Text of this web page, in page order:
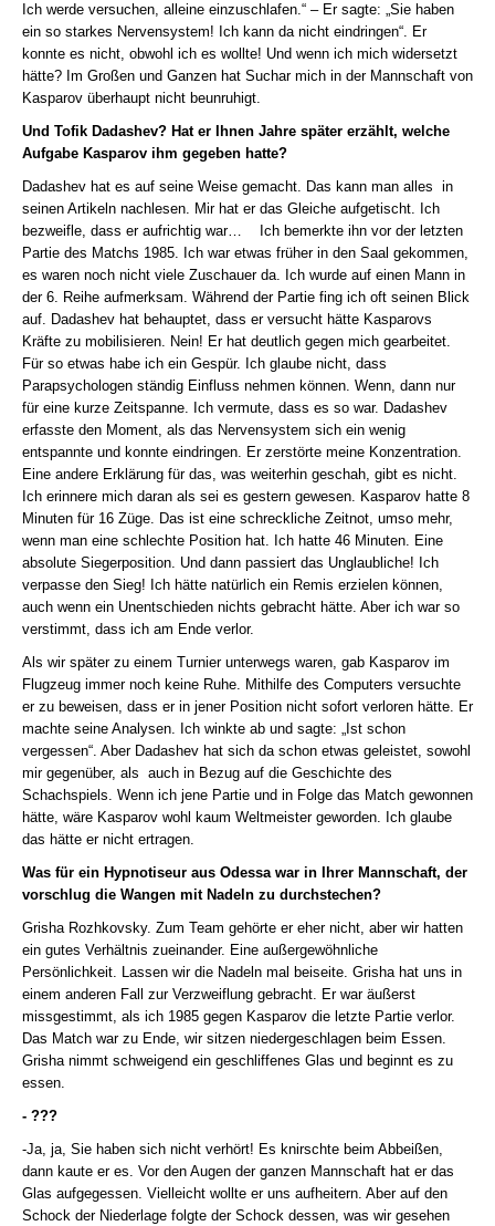
Ich werde versuchen, alleine einzuschlafen.“ – Er sagte: „Sie haben
ein so starkes Nervensystem! Ich kann da nicht eindringen“. Er
konnte es nicht, obwohl ich es wollte! Und wenn ich mich widersetzt
hätte? Im Großen und Ganzen hat Suchar mich in der Mannschaft von
Kasparov überhaupt nicht beunruhigt.
Und Tofik Dadashev? Hat er Ihnen Jahre später erzählt, welche
Aufgabe Kasparov ihm gegeben hatte?
Dadashev hat es auf seine Weise gemacht. Das kann man alles in
seinen Artikeln nachlesen. Mir hat er das Gleiche aufgetischt. Ich
bezweifle, dass er aufrichtig war… Ich bemerkte ihn vor der letzten
Partie des Matchs 1985. Ich war etwas früher in den Saal gekommen,
es waren noch nicht viele Zuschauer da. Ich wurde auf einen Mann in
der 6. Reihe aufmerksam. Während der Partie fing ich oft seinen Blick
auf. Dadashev hat behauptet, dass er versucht hätte Kasparovs
Kräfte zu mobilisieren. Nein! Er hat deutlich gegen mich gearbeitet.
Für so etwas habe ich ein Gespür. Ich glaube nicht, dass
Parapsychologen ständig Einfluss nehmen können. Wenn, dann nur
für eine kurze Zeitspanne. Ich vermute, dass es so war. Dadashev
erfasste den Moment, als das Nervensystem sich ein wenig
entspannte und konnte eindringen. Er zerstörte meine Konzentration.
Eine andere Erklärung für das, was weiterhin geschah, gibt es nicht.
Ich erinnere mich daran als sei es gestern gewesen. Kasparov hatte 8
Minuten für 16 Züge. Das ist eine schreckliche Zeitnot, umso mehr,
wenn man eine schlechte Position hat. Ich hatte 46 Minuten. Eine
absolute Siegerposition. Und dann passiert das Unglaubliche! Ich
verpasse den Sieg! Ich hätte natürlich ein Remis erzielen können,
auch wenn ein Unentschieden nichts gebracht hätte. Aber ich war so
verstimmt, dass ich am Ende verlor.
Als wir später zu einem Turnier unterwegs waren, gab Kasparov im
Flugzeug immer noch keine Ruhe. Mithilfe des Computers versuchte
er zu beweisen, dass er in jener Position nicht sofort verloren hätte. Er
machte seine Analysen. Ich winkte ab und sagte: „Ist schon
vergessen“. Aber Dadashev hat sich da schon etwas geleistet, sowohl
mir gegenüber, als auch in Bezug auf die Geschichte des
Schachspiels. Wenn ich jene Partie und in Folge das Match gewonnen
hätte, wäre Kasparov wohl kaum Weltmeister geworden. Ich glaube
das hätte er nicht ertragen.
Was für ein Hypnotiseur aus Odessa war in Ihrer Mannschaft, der
vorschlug die Wangen mit Nadeln zu durchstechen?
Grisha Rozhkovsky. Zum Team gehörte er eher nicht, aber wir hatten
ein gutes Verhältnis zueinander. Eine außergewöhnliche
Persönlichkeit. Lassen wir die Nadeln mal beiseite. Grisha hat uns in
einem anderen Fall zur Verzweiflung gebracht. Er war äußerst
missgestimmt, als ich 1985 gegen Kasparov die letzte Partie verlor.
Das Match war zu Ende, wir sitzen niedergeschlagen beim Essen.
Grisha nimmt schweigend ein geschliffenes Glas und beginnt es zu
essen.
- ???
-Ja, ja, Sie haben sich nicht verhört! Es knirschte beim Abbeißen,
dann kaute er es. Vor den Augen der ganzen Mannschaft hat er das
Glas aufgegessen. Vielleicht wollte er uns aufheitern. Aber auf den
Schock der Niederlage folgte der Schock dessen, was wir gesehen